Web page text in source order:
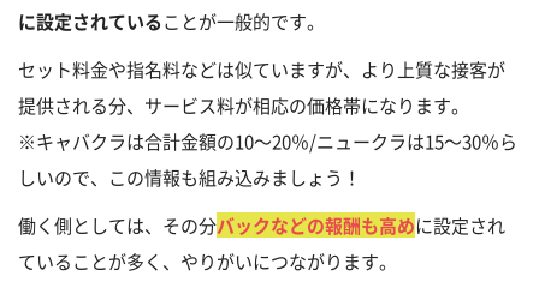
に設定されていることが一般的です。
セット料金や指名料などは似ていますが、より上質な接客が
提供される分、サービス料が相応の価格帯になります。
※キャバクラは合計金額の10～20％/ニュークラは15～30％ら
しいので、この情報も組み込みましょう！
働く側としては、その分バックなどの報酬も高めに設定され
ていることが多く、やりがいにつながります。